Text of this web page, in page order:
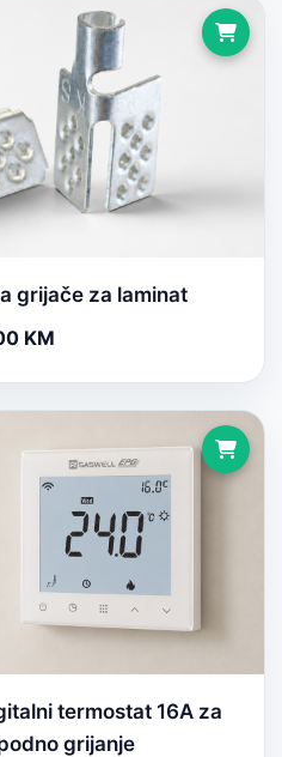
grijače za laminat
KM
termostat 16A za
grijanje